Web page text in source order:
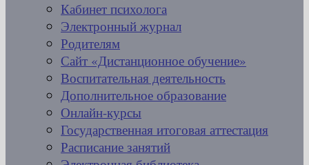
Кабинет психолога
Электронный журнал
Родителям
Сайт «Дистанционное обучение»
Воспитательная деятельность
Дополнительное образование
Онлайн-курсы
Государственная итоговая аттестация
Расписание занятий